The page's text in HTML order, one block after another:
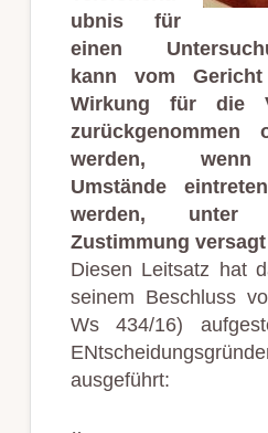
ubnis für
einen
kann vom
Wirkung für die
zurückgenommen
werden, wenn
Umstände
werden,
Zustimmung
Diesen Leitsatz hat
seinem Beschluss
Ws 434/16)
ausgeführt: